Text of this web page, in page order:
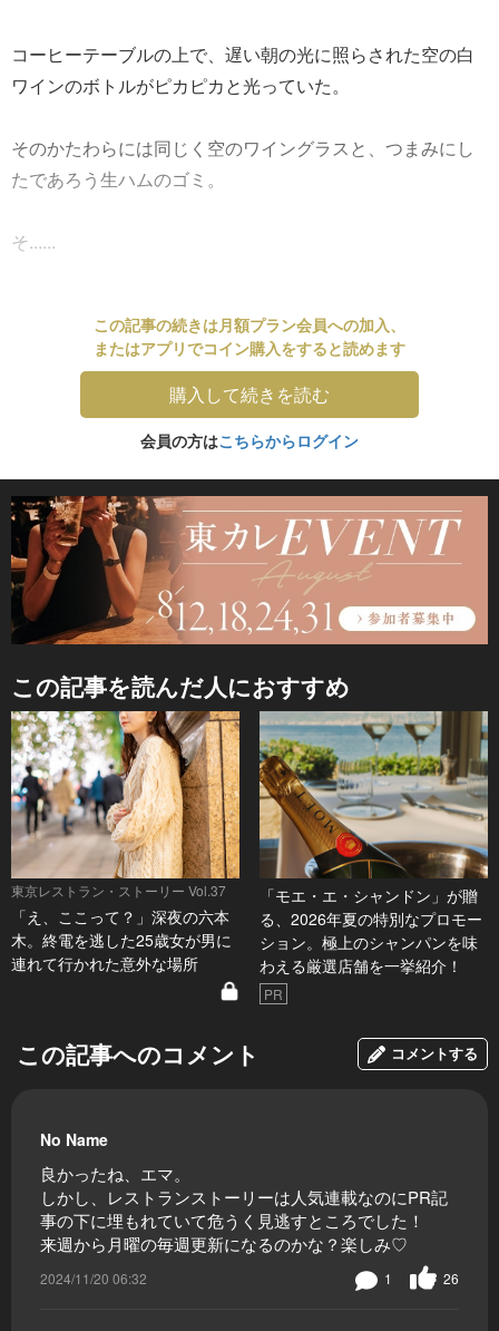
コーヒーテーブルの上で、遅い朝の光に照らされた空の白
ワインのボトルがピカピカと光っていた。
そのかたわらには同じく空のワイングラスと、つまみにし
たであろう生ハムのゴミ。
そ......
この記事の続きは月額プラン会員への加入、
またはアプリでコイン購入をすると読めます
購入して続きを読む
会員の方はこちらからログイン
この記事を読んだ人におすすめ
東京レストラン・ストーリー Vol.37
「え、ここって？」深夜の六本
木。終電を逃した25歳女が男に
連れて行かれた意外な場所
「モエ・エ・シャンドン」が贈
る、2026年夏の特別なプロモー
ション。極上のシャンパンを味
わえる厳選店舗を一挙紹介！
PR
この記事へのコメント コメントする
No Name
良かったね、エマ。
しかし、レストランストーリーは人気連載なのにPR記
事の下に埋もれていて危うく見逃すところでした！
来週から月曜の毎週更新になるのかな？楽しみ♡
2024/11/20 06:32 26
1